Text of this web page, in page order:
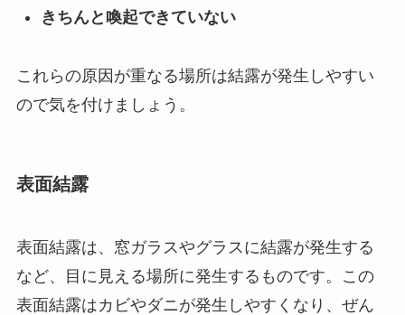
きちんと喚起できていない
これらの原因が重なる場所は結露が発生しやすい
ので気を付けましょう。
表面結露
表面結露は、窓ガラスやグラスに結露が発生する
など、目に見える場所に発生するものです。この
表面結露はカビやダニが発生しやすくなり、ぜん